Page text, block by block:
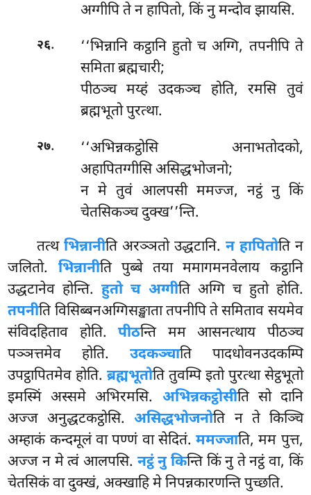
अग्गीपि ते न हापितो, किं नु मन्दोव झायसि.
२६.
‘‘भिन्नानि कट्ठानि हुतो च अग्गि, तपनीपि ते
समिता ब्रह्मचारी;
पीठञ्च मय्हं उदकञ्च होति, रमसि तुवं
ब्रह्मभूतो पुरत्था.
२७. ‘‘अभिन्नकट्ठोसि अनाभतोदको,
अहापितग्गीसि असिद्धभोजनो;
न मे तुवं आलपसी ममज्ज, नट्ठं नु किं
चेतसिकञ्च दुक्ख’’न्ति.
तत्थ भिन्नानीति अरञ्ञतो उद्धटानि. न हापितोति न
जलितो. भिन्नानीति पुब्बे तया ममागमनवेलाय कट्ठानि
उद्धटानेव होन्ति.हुतो च अग्गीति अग्गि च हुतो होति.
तपनीति विसिब्बनअग्गिसङ्खाता तपनीपि ते समिताव सयमेव
संविदहिताव होति.पीठन्ति मम आसनत्थाय पीठञ्च
पञ्ञत्तमेव होति. उदकञ्चाति पादधोवनउदकम्पि
उपट्ठापितमेव होति.ब्रह्मभूतोति तुवम्पि इतो पुरत्था सेट्ठभूतो
इमस्मिं अस्समे अभिरमसि. अभिन्नकट्ठोसीति सो दानि
अज्ज अनुद्धटकट्ठोसि.असिद्धभोजनोति न ते किञ्चि
अम्हाकं कन्दमूलं वा पण्णं वा सेदितं.ममज्जाति, मम पुत्त,
अज्ज न मे त्वं आलपसि. नट्ठं नु किन्ति किं नु ते नट्ठं वा, किं
चेतसिकं वा दुक्खं, अक्खाहि मे निपन्नकारणन्ति पुच्छति.